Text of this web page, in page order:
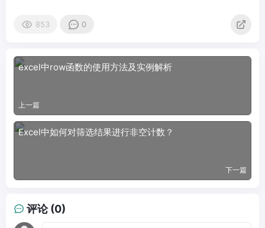
853 0
excel中row函数的使用方法及实例解析
上一篇
Excel中如何对筛选结果进行非空计数？
下一篇
评论 (0)